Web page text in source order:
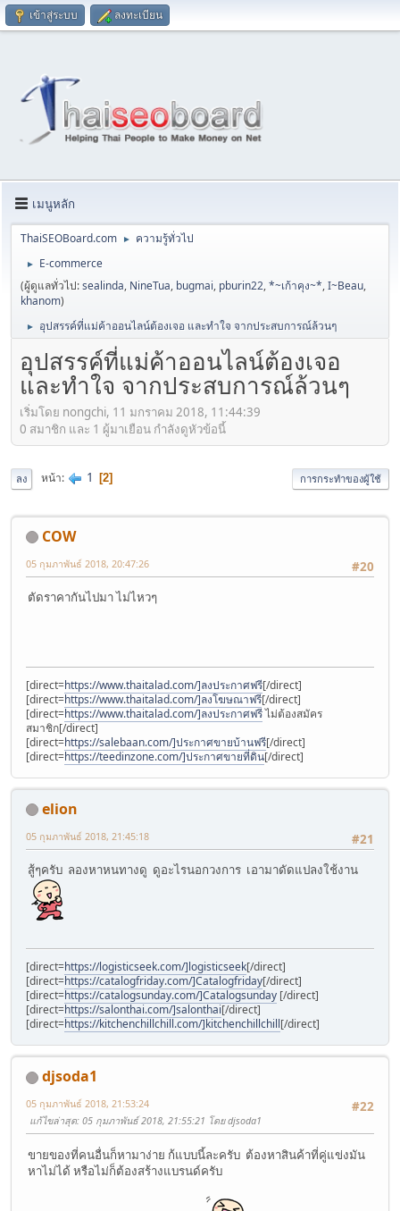
เข้าสู่ระบบ ลงทะเบียน
เมนูหลัก
ThaiSEOBoard.com ► ความรู้ทั่วไป
►
E-commerce
(ผู้ดูแลทั่วไป:sealinda, NineTua, bugmai, pburin22,*~เก้าคุง~*,I~Beau,
khanom)
► อุปสรรค์ที่แม่ค้าออนไลน์ต้องเจอ และทำใจ จากประสบการณ์ล้วนๆ
อุปสรรค์ที่แม่ค้าออนไลน์ต้องเจอ
และทำใจ จากประสบการณ์ล้วนๆ
เริ่มโดย nongchi, 11 มกราคม 2018, 11:44:39
0 สมาชิก และ 1 ผู้มาเยือน กำลังดูหัวข้อนี้
ลง หน้า 1 2 การกระทำของผู้ใช้
COW
#20
05 กุมภาพันธ์ 2018, 20:47:26
ตัดราคากันไปมา ไม่ไหวๆ
[direct=https://www.thaitalad.com/]ลงประกาศฟรี[/direct]
[direct=https://www.thaitalad.com/]ลงโฆษณาฟรี[/direct]
[direct=https://www.thaitalad.com/]ลงประกาศฟรีไม่ต้องสมัคร
สมาชิก[/direct]
[direct=https://salebaan.com/]ประกาศขายบ้านฟรี[/direct]
[direct=https://teedinzone.com/]ประกาศขายที่ดิน[/direct]
elion
#21
05 กุมภาพันธ์ 2018, 21:45:18
สู้ๆครับ ลองหาหนทางดู ดูอะไรนอกวงการ เอามาดัดแปลงใช้งาน
[direct=https://logisticseek.com/]logisticseek[/direct]
[direct=https://catalogfriday.com/]Catalogfriday[/direct]
[direct=https://catalogsunday.com/]Catalogsunday [/direct]
[direct=https://salonthai.com/]salonthai[/direct]
[direct=https://kitchenchillchill.com/]kitchenchillchill[/direct]
djsoda1
#22
05 กุมภาพันธ์ 2018, 21:53:24
แก้ไขล่าสุด: 05 กุมภาพันธ์ 2018, 21:55:21 โดย djsoda1
ขายของที่คนอื่นก็หามาง่าย ก้แบบนี้ละครับ ต้องหาสินค้าที่คู่แข่งมัน
หาไม่ได้ หรือไม่ก็ต้องสร้างแบรนด์ครับ